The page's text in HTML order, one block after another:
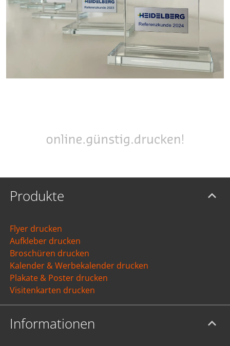
Produkte
Flyer drucken
Aufkleber drucken
Broschüren drucken
Kalender & Werbekalender drucken
Plakate & Poster drucken
Visitenkarten drucken
Informationen